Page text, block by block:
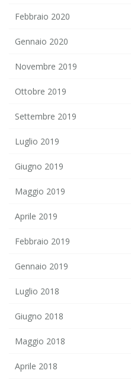
Febbraio 2020
Gennaio 2020
Novembre 2019
Ottobre 2019
Settembre 2019
Luglio 2019
Giugno 2019
Maggio 2019
Aprile 2019
Febbraio 2019
Gennaio 2019
Luglio 2018
Giugno 2018
Maggio 2018
Aprile 2018